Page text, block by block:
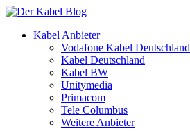
Kabel Anbieter
Vodafone Kabel Deutschland
Kabel Deutschland
Kabel BW
Unitymedia
Primacom
Tele Columbus
Weitere Anbieter